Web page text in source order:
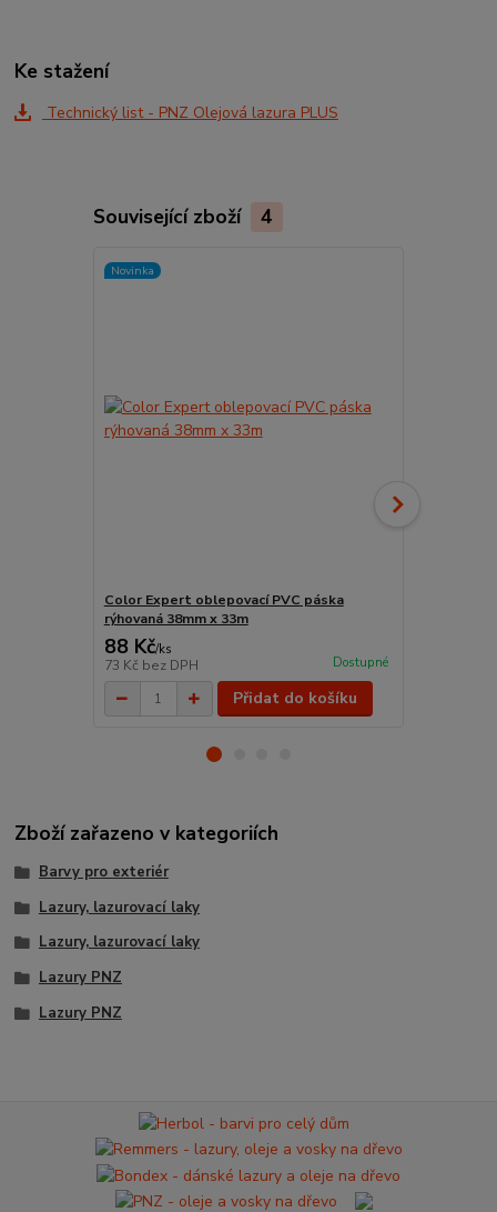
Ke stažení
Technický list - PNZ Olejová lazura PLUS
Související zboží 4
Novinka
Color Expert oblepovací PVC páska
rýhovaná 38mm x 33m
88 Kč/ks
73 Kč bez DPH Dostupné
Přidat do košíku
Zboží zařazeno v kategoriích
Barvy pro exteriér
Lazury, lazurovací laky
Lazury, lazurovací laky
Lazury PNZ
Lazury PNZ